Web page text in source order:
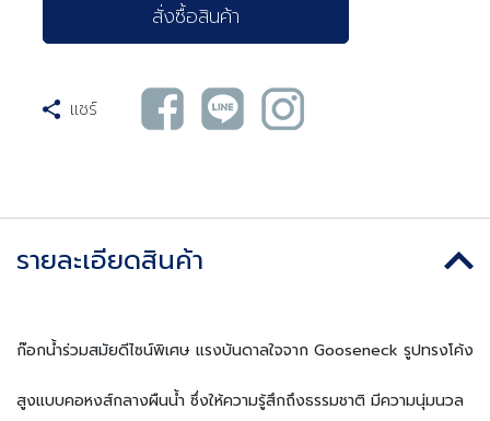
สั่งซื้อสินค้า
แชร์
รายละเอียดสินค้า
ก๊อกน้ำร่วมสมัยดีไซน์พิเศษ แรงบันดาลใจจาก Gooseneck รูปทรงโค้ง
สูงแบบคอหงส์กลางผืนน้ำ ซึ่งให้ความรู้สึกถึงธรรมชาติ มีความนุ่มนวล